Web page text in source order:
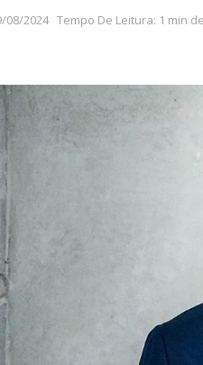
08/2024 Tempo De Leitura: 1 min